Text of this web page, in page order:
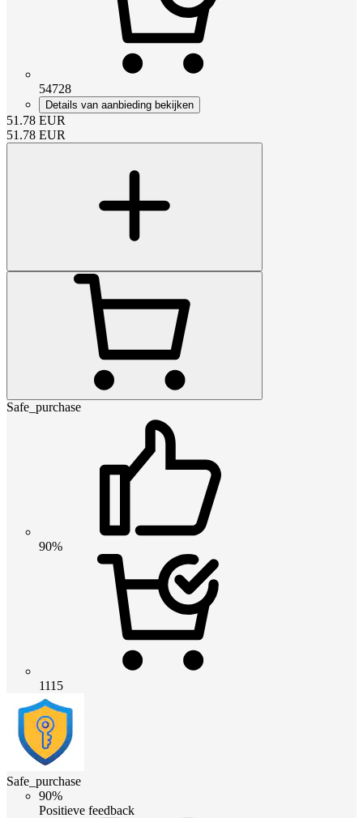
54728
Details van aanbieding bekijken
51.78 EUR
51.78 EUR
Safe_purchase
90%
1115
Safe_purchase
90%
Positieve feedback